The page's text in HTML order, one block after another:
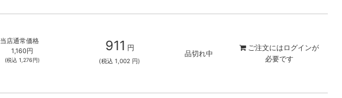
当店通常価格
1,160円
(税込1,276円)
911 円
(税込 1,002 円)
品切れ中
ご注文には ログインが
必要です